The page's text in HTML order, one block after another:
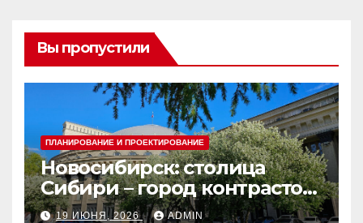
Вы пропустили
ПЛАНИРОВАНИЕ И ПРОЕКТИРОВАНИЕ
Новосибирск: столица
Сибири – город контрастов
и открытий
19 ИЮНЯ, 2026 ADMIN